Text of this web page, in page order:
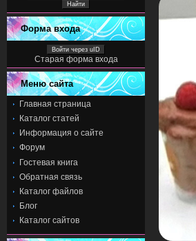
Форма входа
Войти через uID
Старая форма входа
Меню сайта
Главная страница
Каталог статей
Информация о сайте
Форум
Гостевая книга
Обратная связь
Каталог файлов
Блог
Каталог сайтов